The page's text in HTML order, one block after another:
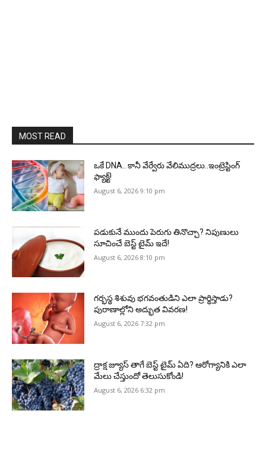
MOST READ
ఒకే DNA.. కానీ వేర్వేరు వేలిముద్రలు..ఇంట్రెస్టింగ్
ఫ్యాక్ట్!
August 6, 2026 9:10 pm
పడుకునే ముందు పెరుగు తినొచ్చా? నిపుణులు
సూచించే బెస్ట్ టైమ్ ఇదే!
August 6, 2026 8:10 pm
గర్భస్థ శిశువు భగవంతుడిని ఎలా ప్రార్థిస్తాడు?
పురాణాల్లోని అద్భుత వివరణ!
August 6, 2026 7:32 pm
ద్రాక్ష జ్యూస్ తాగే బెస్ట్ టైమ్ ఏది? ఆరోగ్యానికి ఎలా
మేలు చేస్తుందో తెలుసుకోండి!
August 6, 2026 6:32 pm